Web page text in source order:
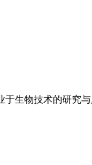
于生物技术的研究